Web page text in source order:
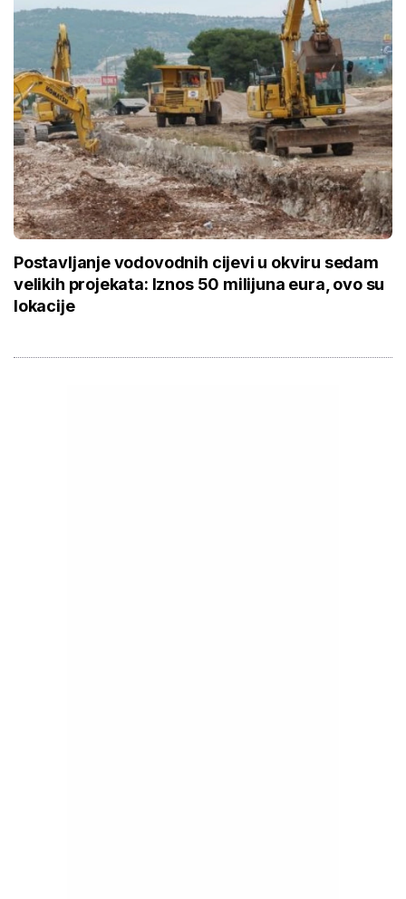
Postavljanje vodovodnih cijevi u okviru sedam
velikih projekata: Iznos 50 milijuna eura, ovo su
lokacije